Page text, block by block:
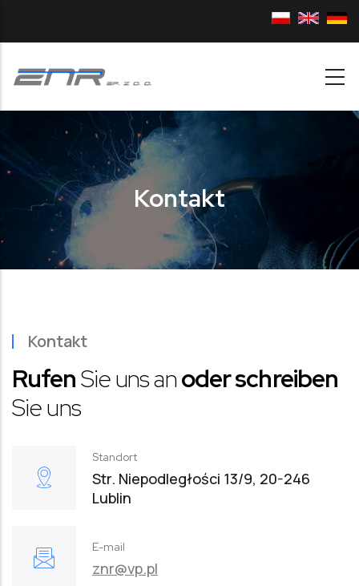
Kontakt
Kontakt
RufenSie uns anoder schreiben
Sie uns
Standort
Str. Niepodległości 13/9, 20-246
Lublin
E-mail
znr@vp.pl